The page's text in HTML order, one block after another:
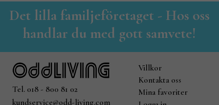
Det lilla familjeföretaget - Hos oss
handlar du med gott samvete!
Tel. 018 - 800 81 02
kundservice@odd-living.com
Villkor
Kontakta oss
Mina favoriter